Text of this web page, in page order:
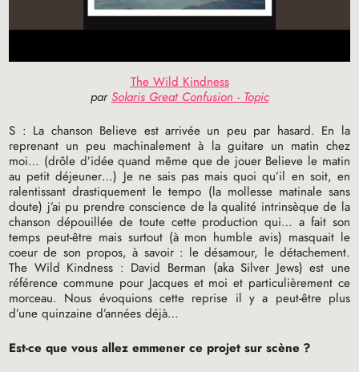
The Wild Kindness
parSolaris Great Confusion - Topic
S : La chanson Believe est arrivée un peu par hasard. En la
reprenant un peu machinalement à la guitare un matin chez
moi… (drôle d’idée quand même que de jouer Believe le matin
au petit déjeuner…) Je ne sais pas mais quoi qu’il en soit, en
ralentissant drastiquement le tempo (la mollesse matinale sans
doute) j’ai pu prendre conscience de la qualité intrinsèque de la
chanson dépouillée de toute cette production qui… a fait son
temps peut-être mais surtout (à mon humble avis) masquait le
coeur de son propos, à savoir : le désamour, le détachement.
The Wild Kindness : David Berman (aka Silver Jews) est une
référence commune pour Jacques et moi et particulièrement ce
morceau. Nous évoquions cette reprise il y a peut-être plus
d’une quinzaine d’années déjà…
Est-ce que vous allez emmener ce projet sur scène ?